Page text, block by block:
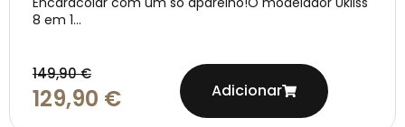
8 em 1...
149,90€
129,90 € Adicionar